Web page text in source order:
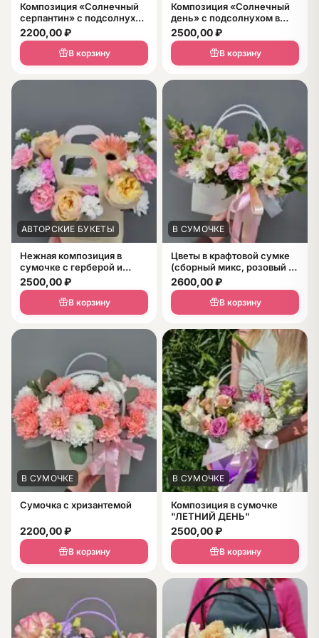
Композиция «Солнечный
серпантин» с подсолнухом
в сумочке
2200,00₽
В корзину
Композиция «Солнечный
день» с подсолнухом в
сумочке
2500,00₽
В корзину
АВТОРСКИЕ БУКЕТЫ
Нежная композиция в
сумочке с герберой и
розами
2500,00₽
В корзину
В СУМОЧКЕ
Цветы в крафтовой сумке
(сборный микс, розовый +
белый)
2600,00₽
В корзину
В СУМОЧКЕ
Сумочка с хризантемой
2200,00₽
В корзину
В СУМОЧКЕ
Композиция в сумочке
"ЛЕТНИЙ ДЕНЬ"
2500,00₽
В корзину